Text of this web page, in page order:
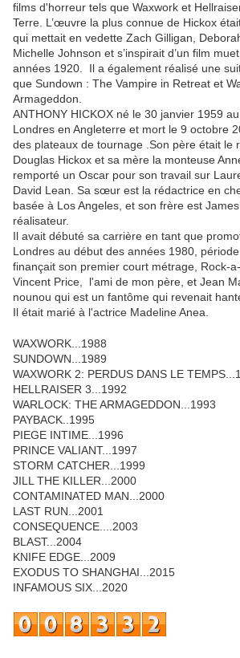
films d'horreur tels que Waxwork et
Terre. L’œuvre la plus connue de Hickox
qui mettait en vedette Zach Gilligan,
Michelle Johnson et s’inspirait d’un film
années 1920. Il a également réalisé une
que Sundown : The Vampire in Retreat et
Armageddon.
ANTHONY HICKOX né le 30 janvier 1959
Londres en Angleterre et mort le 9 octobre
des plateaux de tournage .Son père était le
Douglas Hickox et sa mère la monteuse
remporté un Oscar pour son travail sur
David Lean. Sa sœur est la rédactrice en
basée à Los Angeles, et son frère est
réalisateur.
Il avait débuté sa carrière en tant que
Londres au début des années 1980,
finançait son premier court métrage, Rock-
Vincent Price, l'ami de mon père, et Jean
nounou qui est un fantôme qui revenait
Il était marié à l'actrice Madeline Anea.
WAXWORK...1988
SUNDOWN...1989
WAXWORK 2: PERDUS DANS LE
HELLRAISER 3...1992
WARLOCK: THE ARMAGEDDON...1993
PAYBACK..1995
PIEGE INTIME...1996
PRINCE VALIANT...1997
STORM CATCHER...1999
JILL THE KILLER...2000
CONTAMINATED MAN...2000
LAST RUN...2001
CONSEQUENCE....2003
BLAST...2004
KNIFE EDGE...2009
EXODUS TO SHANGHAI...2015
INFAMOUS SIX...2020